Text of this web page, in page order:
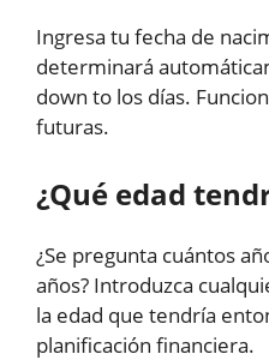
Ingresa tu fecha de
determinará
down to los días.
futuras.
¿Qué edad
¿Se pregunta cuántos
años? Introduzca
la edad que tendría
planificación financiera.